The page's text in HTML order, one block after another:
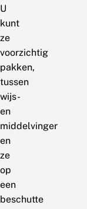
U
kunt
ze
voorzichtig
pakken,
tussen
wijs-
en
middelvinger
en
ze
op
een
beschutte